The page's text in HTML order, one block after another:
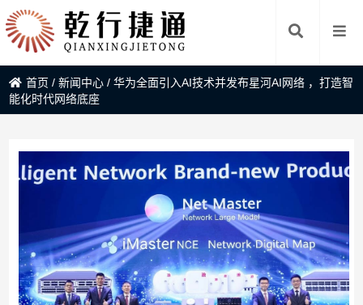
首页 /新闻中心 /华为全面引入AI技术并发布星河AI网络 ，打造智
能化时代网络底座